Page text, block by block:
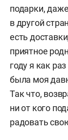
подарки,
в другой
есть
приятное
году я как
была моя
Так что,
ни от кого
радовать